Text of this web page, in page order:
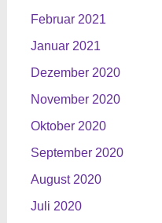
Februar 2021
Januar 2021
Dezember 2020
November 2020
Oktober 2020
September 2020
August 2020
Juli 2020